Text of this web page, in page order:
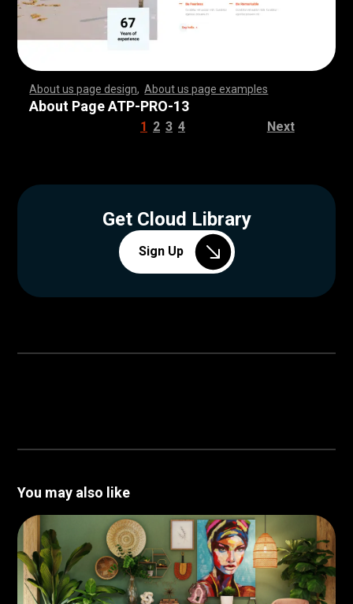
About us page design ,About us page examples
,,,,,,,,,,,,,,,,,,,,,,,, ,,,,,,,,,,,,,,,,,,,,,,,,,,,
,,,,,,,,,,,,,,,,,,,,,,,, ,,,,,,,,,,,,,,,,,,,,,,,,,,,
,,,,,,,,,,,,,,,,,,,,,,,, ,,,,,,,,,,,,,,,,,,,,,,,,,,,
,,,,,,,,,,,,,,,,,,,,,,,, ,,,,,,,,,,,,,,,,,,,,,,,,,,,
,,,,,,,,,,,,,,,,,,,,,,,, ,,,,,,,,,,,,,,,,,,,,,,,,,,,
,,,,,,,,,,,,,,,,,,,,,,,, ,,,,,,,,,,,,,,,,,,,,,,,,,,,
,,,,,,,,,,,,,,,,,,,,,,,, ,,,,,,,,,,,,,,,,,,,,,,,,,,,
,,,,,,,,,,,,,,,,,,,,,,,, ,,,,,,,,,,,,
About Page ATP-PRO-13
1 2 3 4 Next
Get Cloud Library
Sign Up
You may also like